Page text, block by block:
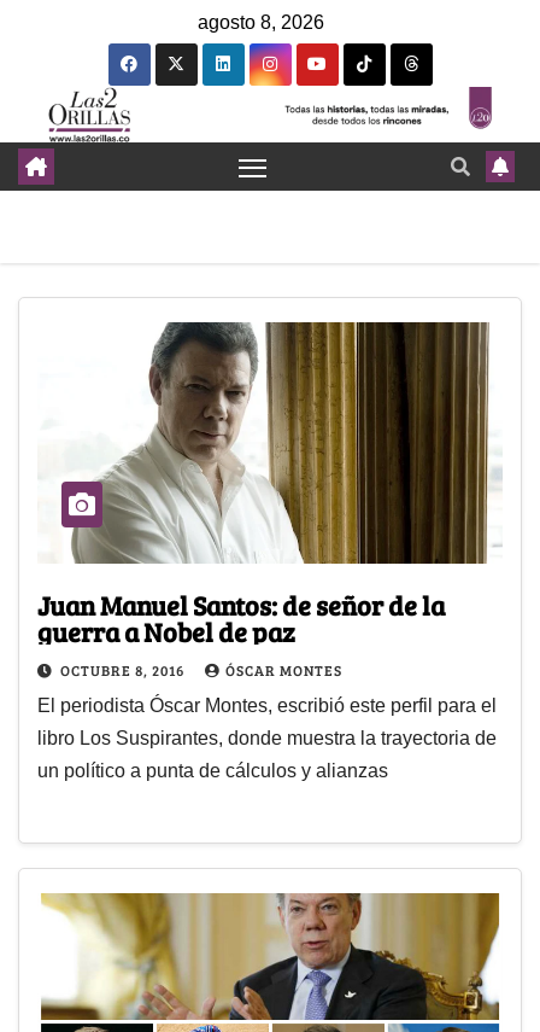
agosto 8, 2026
Juan Manuel Santos: de señor de la
guerra a Nobel de paz
OCTUBRE 8, 2016 ÓSCAR MONTES
El periodista Óscar Montes, escribió este perfil para el
libro Los Suspirantes, donde muestra la trayectoria de
un político a punta de cálculos y alianzas